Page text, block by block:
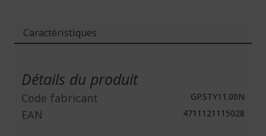
Caractéristiques
Détails du produit
Code fabricant GP.STY11.00N
EAN 4711121115028